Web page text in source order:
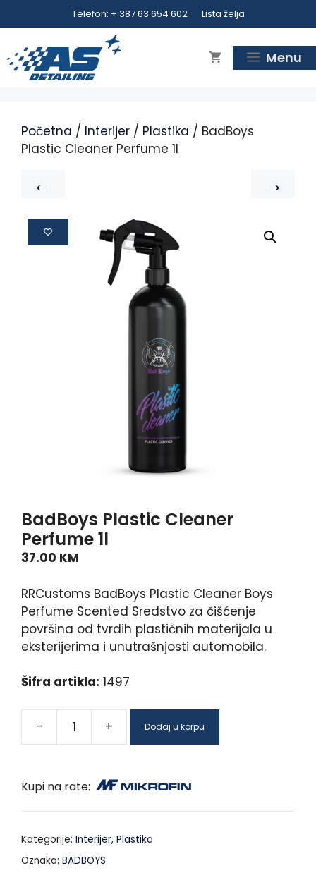
Telefon: + 387 63 654 602 Lista želja
Menu
Početna / Interijer / Plastika / BadBoys
Plastic Cleaner Perfume 1l
← →
BadBoys Plastic Cleaner
Perfume 1l
37.00 KM
RRCustoms BadBoys Plastic Cleaner Boys
Perfume Scented Sredstvo za čišćenje
površina od tvrdih plastičnih materijala u
eksterijerima i unutrašnjosti automobila.
Šifra artikla: 1497
- + Dodaj u korpu
Kupi na rate:
Kategorije: Interijer, Plastika
Oznaka: BADBOYS